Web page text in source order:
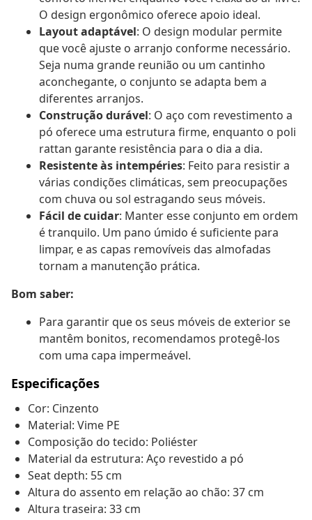
O design ergonômico oferece apoio ideal.
Layout adaptável: O design modular permite
que você ajuste o arranjo conforme necessário.
Seja numa grande reunião ou um cantinho
aconchegante, o conjunto se adapta bem a
diferentes arranjos.
Construção durável: O aço com revestimento a
pó oferece uma estrutura firme, enquanto o poli
rattan garante resistência para o dia a dia.
Resistente às intempéries: Feito para resistir a
várias condições climáticas, sem preocupações
com chuva ou sol estragando seus móveis.
Fácil de cuidar: Manter esse conjunto em ordem
é tranquilo. Um pano úmido é suficiente para
limpar, e as capas removíveis das almofadas
tornam a manutenção prática.
Bom saber:
Para garantir que os seus móveis de exterior se
mantêm bonitos, recomendamos protegê-los
com uma capa impermeável.
Especificações
Cor: Cinzento
Material: Vime PE
Composição do tecido: Poliéster
Material da estrutura: Aço revestido a pó
Seat depth: 55 cm
Altura do assento em relação ao chão: 37 cm
Altura traseira: 33 cm